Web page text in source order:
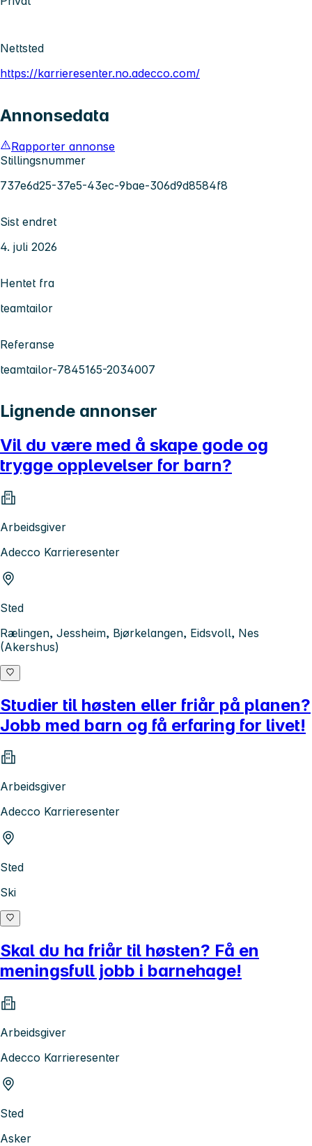
Nettsted
https://karrieresenter.no.adecco.com/
Annonsedata
Rapporter annonse
Stillingsnummer
737e6d25-37e5-43ec-9bae-306d9d8584f8
Sist endret
4. juli 2026
Hentet fra
teamtailor
Referanse
teamtailor-7845165-2034007
Lignende annonser
Vil du være med å skape gode og
trygge opplevelser for barn?
Arbeidsgiver
Adecco Karrieresenter
Sted
Rælingen, Jessheim, Bjørkelangen, Eidsvoll, Nes
(Akershus)
Studier til høsten eller friår på planen?
Jobb med barn og få erfaring for livet!
Arbeidsgiver
Adecco Karrieresenter
Sted
Ski
Skal du ha friår til høsten? Få en
meningsfull jobb i barnehage!
Arbeidsgiver
Adecco Karrieresenter
Sted
Asker